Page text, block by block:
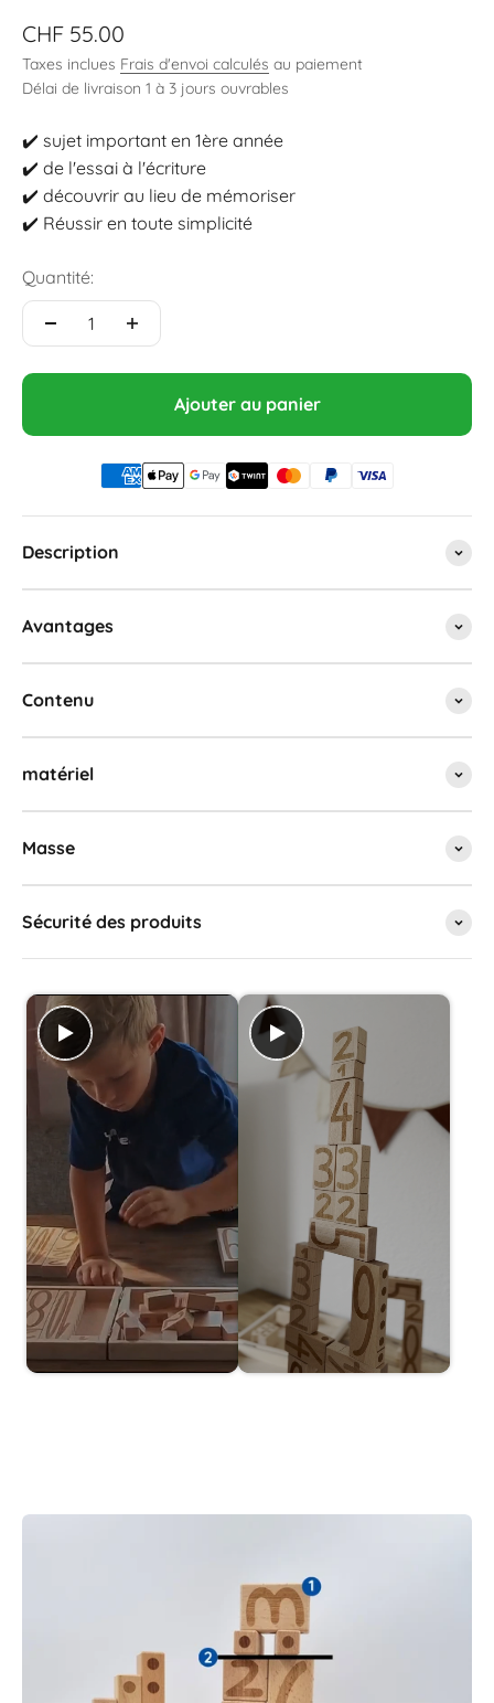
Prix de vente
CHF 55.00
Taxes inclues Frais d'envoi calculés au paiement
Délai de livraison 1 à 3 jours ouvrables
✔️ sujet important en 1ère année
✔️ de l'essai à l'écriture
✔️ découvrir au lieu de mémoriser
✔️ Réussir en toute simplicité
Quantité:
Ajouter au panier
Description
Avantages
Contenu
matériel
Masse
Sécurité des produits